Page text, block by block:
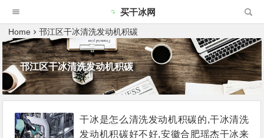
买干冰网
Home 邗江区干冰清洗发动机积碳
邗江区干冰清洗发动机积碳
干冰是怎么清洗发动机积碳的,干冰清洗
发动机积碳好不好,安徽合肥瑶杰干冰来